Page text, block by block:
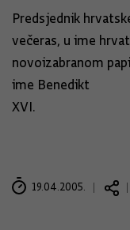
Predsjednik
večeras, u ime
novoizabranom
ime Benedikt
XVI.
19.04.2005.